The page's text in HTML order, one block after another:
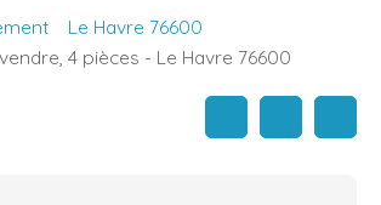
Le Havre 76600
4 pièces - Le Havre 76600